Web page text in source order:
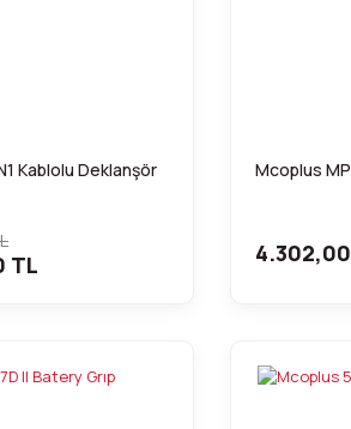
Kablolu Deklanşör
TL
Mcoplus